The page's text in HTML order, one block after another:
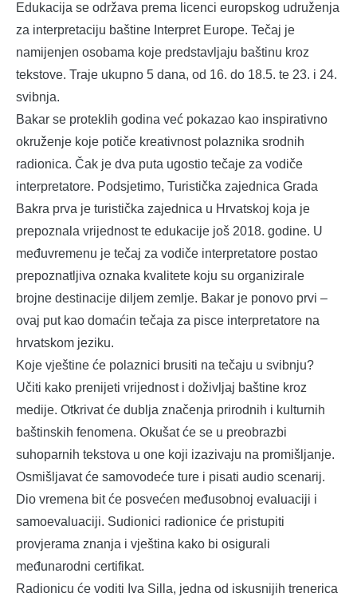
Edukacija se održava prema licenci europskog udruženja
za interpretaciju baštine Interpret Europe. Tečaj je
namijenjen osobama koje predstavljaju baštinu kroz
tekstove. Traje ukupno 5 dana, od 16. do 18.5. te 23. i 24.
svibnja.
Bakar se proteklih godina već pokazao kao inspirativno
okruženje koje potiče kreativnost polaznika srodnih
radionica. Čak je dva puta ugostio tečaje za vodiče
interpretatore. Podsjetimo, Turistička zajednica Grada
Bakra prva je turistička zajednica u Hrvatskoj koja je
prepoznala vrijednost te edukacije još 2018. godine. U
međuvremenu je tečaj za vodiče interpretatore postao
prepoznatljiva oznaka kvalitete koju su organizirale
brojne destinacije diljem zemlje. Bakar je ponovo prvi –
ovaj put kao domaćin tečaja za pisce interpretatore na
hrvatskom jeziku.
Koje vještine će polaznici brusiti na tečaju u svibnju?
Učiti kako prenijeti vrijednost i doživljaj baštine kroz
medije. Otkrivat će dublja značenja prirodnih i kulturnih
baštinskih fenomena. Okušat će se u preobrazbi
suhoparnih tekstova u one koji izazivaju na promišljanje.
Osmišljavat će samovodeće ture i pisati audio scenarij.
Dio vremena bit će posvećen međusobnoj evaluaciji i
samoevaluaciji. Sudionici radionice će pristupiti
provjerama znanja i vještina kako bi osigurali
međunarodni certifikat.
Radionicu će voditi Iva Silla, jedna od iskusnijih trenerica